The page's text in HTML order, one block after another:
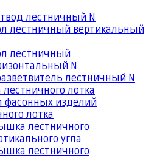
лестничный N
лестничный вертикальный
лестничный
N
лестничный N
лотка
изделий
лотка
лестничного
угла
лестничного